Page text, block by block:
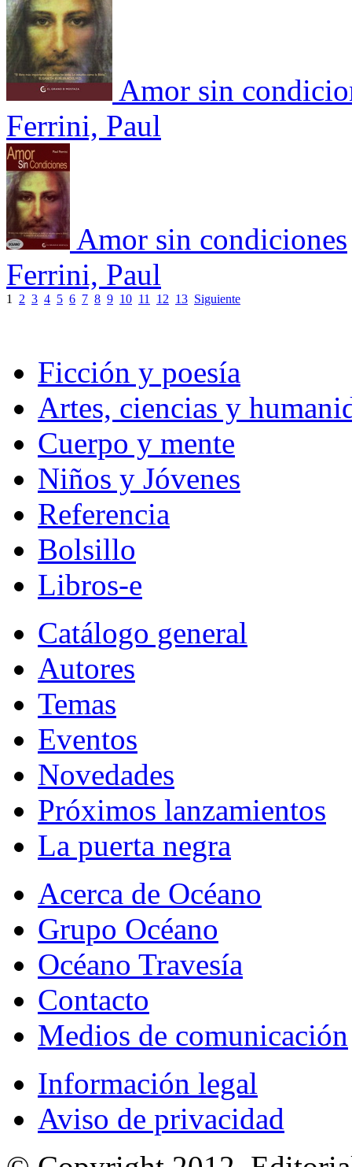
Amor sin
Ferrini, Paul
Amor sin condiciones
Ferrini, Paul
1 2 3 4 5 6 7 8 9 10 11 12 13 Siguiente
Ficción y poesía
Artes, ciencias y
Cuerpo y mente
Niños y Jóvenes
Referencia
Bolsillo
Libros-e
Catálogo general
Autores
Temas
Eventos
Novedades
Próximos lanzamientos
La puerta negra
Acerca de Océano
Grupo Océano
Océano Travesía
Contacto
Medios de comunicación
Información legal
Aviso de privacidad